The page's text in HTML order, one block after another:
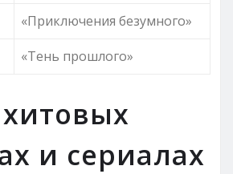
«Приключения безумного»
«Тень прошлого»
и сериалах